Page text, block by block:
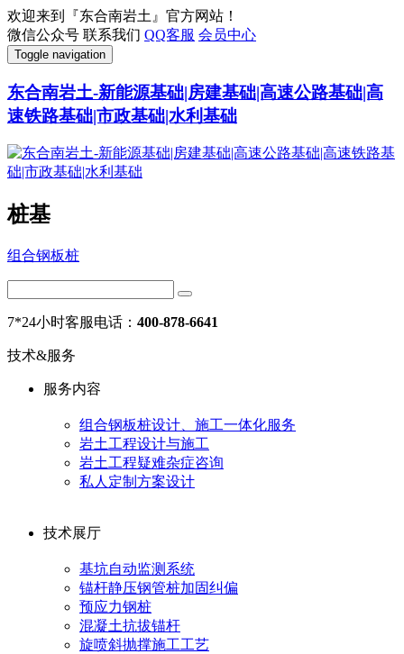
欢迎来到『东合南岩土』官方网站！
微信公众号 联系我们 QQ客服 会员中心
Toggle navigation
东合南岩土-新能源基础|房建基础|高速公路基础|高
速铁路基础|市政基础|水利基础
桩基
组合钢板桩
7*24小时客服电话： 400-878-6641
技术&服务
服务内容
组合钢板桩设计、施工一体化服务
岩土工程设计与施工
岩土工程疑难杂症咨询
私人定制方案设计
技术展厅
基坑自动监测系统
锚杆静压钢管桩加固纠偏
预应力钢桩
混凝土抗拔锚杆
旋喷斜抛撑施工工艺